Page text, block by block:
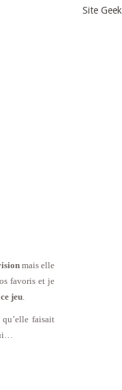
mais elle
favoris et je
jeu
faisait
Site Geek